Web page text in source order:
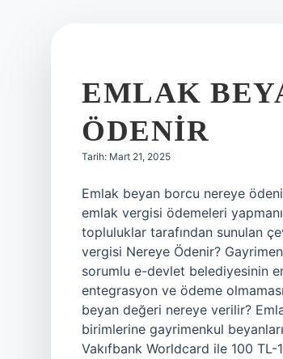
EMLAK
ÖDENIR
Tarih: Mart 21, 2025
Emlak beyan borcu nereye
emlak vergisi ödemeleri
topluluklar tarafından sunulan
vergisi Nereye Ödenir?
sorumlu e-devlet belediyesinin
entegrasyon ve ödeme
beyan değeri nereye verilir?
birimlerine gayrimenkul
Vakıfbank Worldcard ile 100